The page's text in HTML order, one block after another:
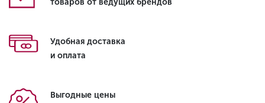
Удобная доставка
и оплата
Выгодные цены